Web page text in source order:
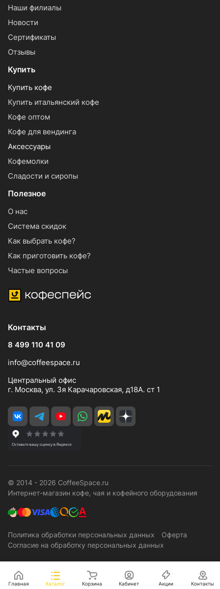
Наши филиалы
Новости
Сертификаты
Отзывы
Купить
Купить кофе
Купить итальянский кофе
Кофе оптом
Кофе для вендинга
Аксессуары
Кофемолки
Сладости и сиропы
Полезное
О нас
Система скидок
Как выбрать кофе?
Как приготовить кофе?
Частые вопросы
Контакты
8 499 110 41 09
info@coffeespace.ru
Центральный офис
г. Москва, ул. 3я Карачаровская, д18А. ст 1
© 2014 - 2026 CoffeeSpace.ru
Интернет-магазин кофе, чая и кофейного оборудования
Политика обработки персональных данных
Оферта
Согласие на обработку персональных данных
Главная Каталог Корзина Кабинет Акции Контакты